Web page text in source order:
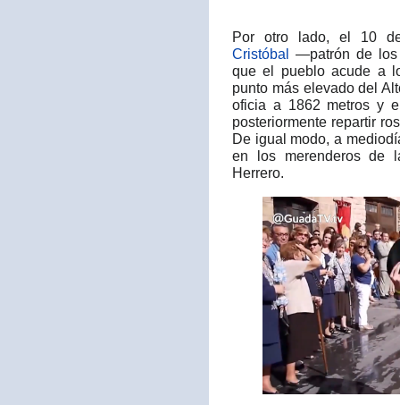
Por otro lado, el 10
Cristóbal —patrón de los
que el pueblo acude a
punto más elevado del
oficia a 1862 metros y
posteriormente repartir
De igual modo, a
en los merenderos de
Herrero.​